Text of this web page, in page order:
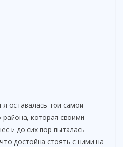
оставалась той самой
района, которая своими
и до сих пор пыталась
достойна стоять с ними на